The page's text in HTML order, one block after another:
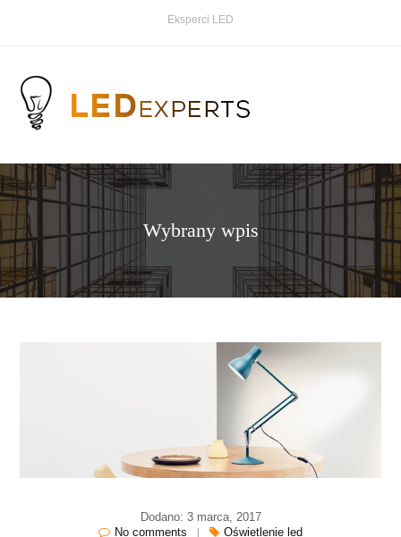
Eksperci LED
Wybrany wpis
Dodano: 3 marca, 2017
No comments
| Oświetlenie led